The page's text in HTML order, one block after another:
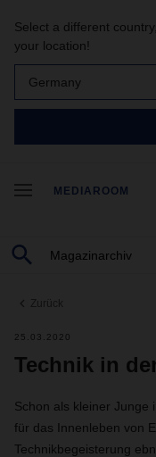
Select a different
your location!
Germany
MEDIAROOM
Zurück
25.03.2020
Technik in
Schon als kleiner Junge
für das Innenleben von
Technikbegeisterung